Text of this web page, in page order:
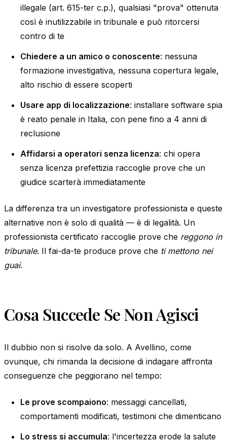
illegale (art. 615-ter c.p.), qualsiasi "prova" ottenuta
così è inutilizzabile in tribunale e può ritorcersi
contro di te
Chiedere a un amico o conoscente: nessuna
formazione investigativa, nessuna copertura legale,
alto rischio di essere scoperti
Usare app di localizzazione: installare software spia
è reato penale in Italia, con pene fino a 4 anni di
reclusione
Affidarsi a operatori senza licenza: chi opera
senza licenza prefettizia raccoglie prove che un
giudice scarterà immediatamente
La differenza tra un investigatore professionista e queste
alternative non è solo di qualità — è di legalità. Un
professionista certificato raccoglie prove che reggono in
tribunale. Il fai-da-te produce prove che ti mettono nei
guai.
Cosa Succede Se Non Agisci
Il dubbio non si risolve da solo. A Avellino, come
ovunque, chi rimanda la decisione di indagare affronta
conseguenze che peggiorano nel tempo:
Le prove scompaiono: messaggi cancellati,
comportamenti modificati, testimoni che dimenticano
Lo stress si accumula: l'incertezza erode la salute